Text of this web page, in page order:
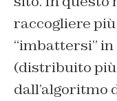
raccogliere
“imbattersi”
(distribuito
dall’algoritmo